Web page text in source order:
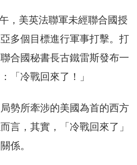
，美英法聯軍未經聯合國授
多個目標進行軍事打擊。打
合國秘書長古鐵雷斯發布一
「冷戰回來了！」
勢所牽涉的美國為首的西方
言，其實，「冷戰回來了」
係。